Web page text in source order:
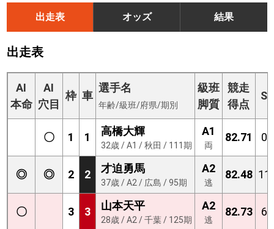
出走表 オッズ 結果
出走表
AI
本命
AI
穴目
枠 車
選手名
年齢/級班/府県/期別
級班
脚質
競走
得点
S
〇 1 1 高橋大輝
32歳 / A1 / 秋田 / 111期
A1
両
82.71 0
◎ ◎ 2 2 才迫勇馬
37歳 / A2 / 広島 / 95期
A2
逃
82.48 11
〇 3 3 山本天平
28歳 / A2 / 千葉 / 125期
A2
逃
82.73 6